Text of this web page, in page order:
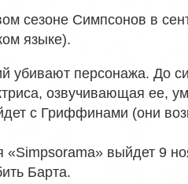
сезоне Симпсонов в
языке).
убивают персонажа. До
озвучивающая ее,
с Гриффинами (они
выйдет 9
Барта.